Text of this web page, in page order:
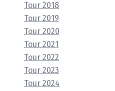
Tour 2018
Tour 2019
Tour 2020
Tour 2021
Tour 2022
Tour 2023
Tour 2024